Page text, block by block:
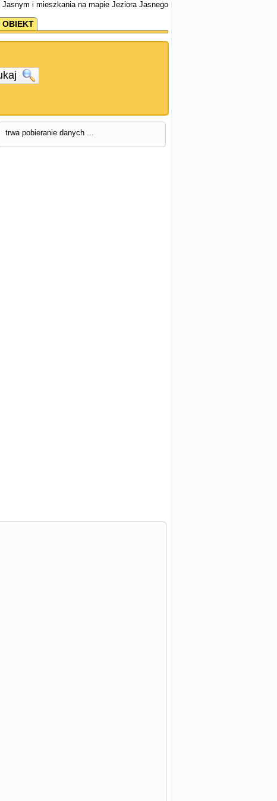
i mieszkania na mapie Jeziora Jasnego
OBIEKT
trwa pobieranie danych ...